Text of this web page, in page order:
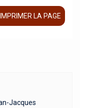
IMPRIMER LA PAGE
Jacques